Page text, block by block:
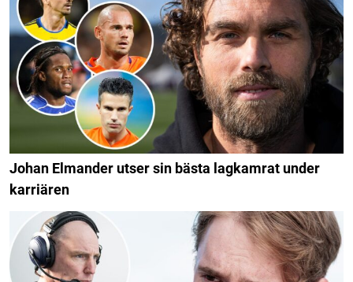
Johan Elmander utser sin bästa lagkamrat under
karriären